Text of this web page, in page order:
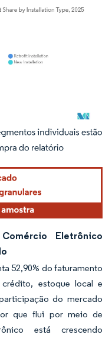
conforme CC BY 4.0.
Eletrônico
52,90% do faturamento
estoque local e
do mercado
que flui por meio de
está crescendo